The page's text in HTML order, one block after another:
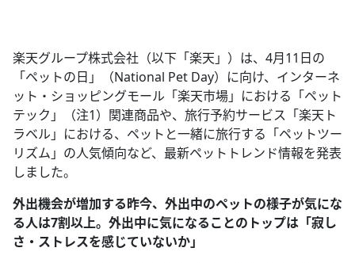
楽天グループ株式会社（以下「楽天」）は、4月11日の
「ペットの日」（National Pet Day）に向け、インターネ
ット・ショッピングモール「楽天市場」における「ペット
テック」（注1）関連商品や、旅行予約サービス「楽天ト
ラベル」における、ペットと一緒に旅行する「ペットツー
リズム」の人気傾向など、最新ペットトレンド情報を発表
しました。
外出機会が増加する昨今、外出中のペットの様子が気にな
る人は7割以上。外出中に気になることのトップは「寂し
さ・ストレスを感じていないか」